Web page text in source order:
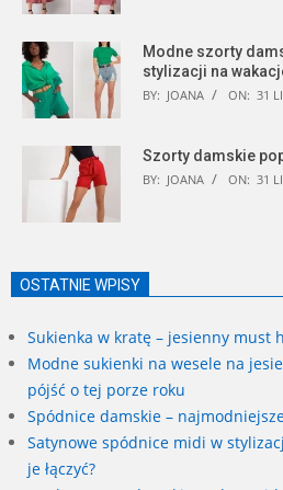
Modne szorty
stylizacji na
BY: JOANA ON: 31
Szorty damskie
BY: JOANA ON: 31
OSTATNIE WPISY
Sukienka w kratę – jesienny must
Modne sukienki na wesele na
pójść o tej porze roku
Spódnice damskie –
Satynowe spódnice midi w
je łączyć?